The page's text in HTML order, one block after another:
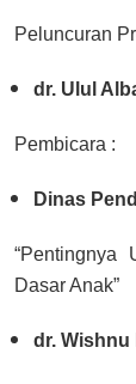
Peluncuran
dr. Ulul
Pembicara :
Dinas
“Pentingnya
Dasar Anak”
dr. Wishnu